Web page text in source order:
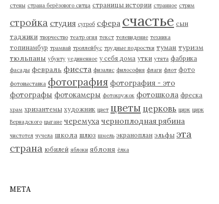
стены страна берёзового ситца страницы истории странное стрим
стройка студия сугроб сфера счастье сын
таджики творчество театр огня текст телевидение техника
топинамбур трамвай троллейбус трудные подростки туман туризм
тюльпаны убунту уединенное у себя дома утки утята фабрика
фасады февраль фиеста физалис философия флаги флот фото
фотовыставка фотография фотография - это
фотографы фотокамеры фотокружок фотошкола фреска
храм хризантемы художник цвет цветы церковь цирк цирк
Вернадского цыгане черемуха черноплодная рябина
чистотел чучела школа шлюз шмель экраноплан эльфы эта
страна юбилей яблоки яблоня ёлка
МЕТА